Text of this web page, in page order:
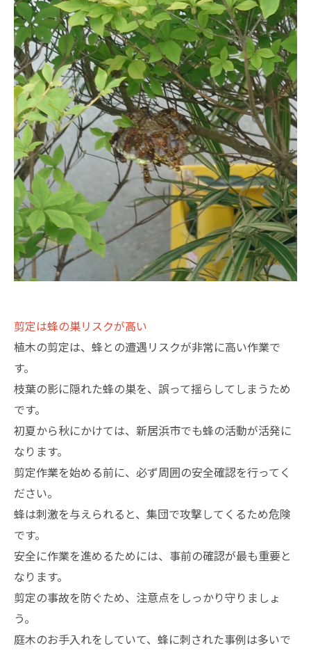
剪定は蜂の巣リスクが高い
植木の剪定は、蜂との遭遇リスクが非常に高い作業で
す。
枝葉の影に隠れた蜂の巣を、誤って揺らしてしまうため
です。
初夏から秋にかけては、新居浜市でも蜂の活動が活発に
なります。
剪定作業を始める前に、必ず周囲の安全確認を行ってく
ださい。
蜂は刺激を与えられると、集団で攻撃してくるため危険
です。
安全に作業を進めるためには、事前の確認が最も重要と
なります。
剪定の事故を防ぐため、注意点をしっかり守りましょ
う。
庭木のお手入れをしていて、蜂に刺された事例は多いで